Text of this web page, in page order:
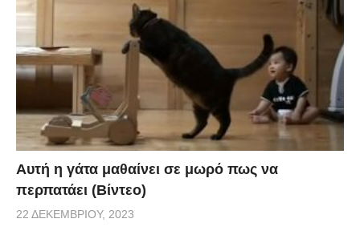
Αυτή η γάτα μαθαίνει σε μωρό πως να
περπατάει (Βίντεο)
22 ΔΕΚΕΜΒΡΊΟΥ, 2023